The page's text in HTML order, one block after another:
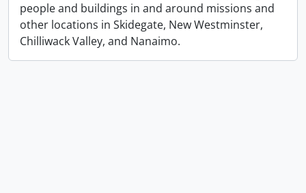
people and buildings in and around missions and
other locations in Skidegate, New Westminster,
Chilliwack Valley, and Nanaimo.